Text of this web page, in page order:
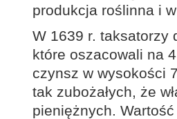
produkcja roślinna i
W 1639 r. taksatorzy
które oszacowali na
czynsz w wysokości
tak zubożałych, że
pieniężnych.